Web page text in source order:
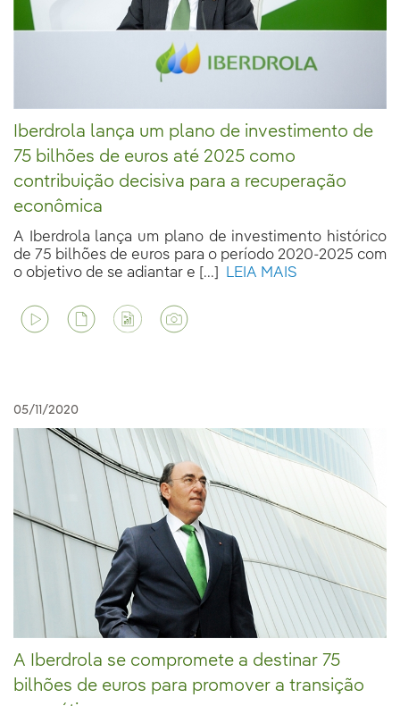
Iberdrola lança um plano de investimento de
75 bilhões de euros até 2025 como
contribuição decisiva para a recuperação
econômica
A Iberdrola lança um plano de investimento histórico
de 75 bilhões de euros para o período 2020-2025 com
o objetivo de se adiantar e [...]
LEIA MAIS
05/11/2020
A Iberdrola se compromete a destinar 75
bilhões de euros para promover a transição